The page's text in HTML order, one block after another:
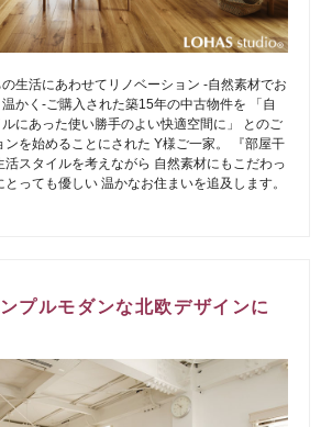
生活にあわせてリノベーション -自然素材でお
かく-ご購入された築15年の中古物件を 「自
にあった使い勝手のよい快適空間に」 とのご
ンを始めることにされた Y様ご一家。 『部屋干
活スタイルを考えながら 自然素材にもこだわっ
っても優しい 温かなお住まいを追及します。
プルモダンな北欧デザインに